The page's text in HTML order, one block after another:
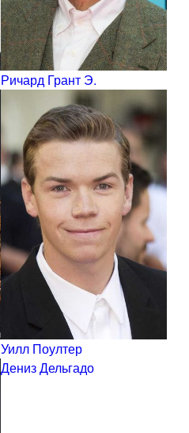
Ричард Грант Э.
Уилл Поултер
Дениз Дельгадо